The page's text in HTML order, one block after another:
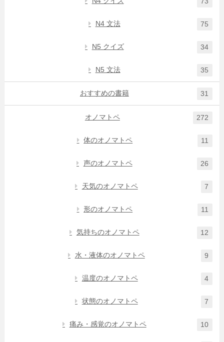
N4 文法 75
N5 クイズ 34
N5 文法 35
おすすめの書籍 31
オノマトペ 272
体のオノマトペ 11
声のオノマトペ 26
天気のオノマトペ 7
形のオノマトペ 11
気持ちのオノマトペ 12
水・液体のオノマトペ 9
温度のオノマトペ 4
状態のオノマトペ 7
痛み・感覚のオノマトペ 10